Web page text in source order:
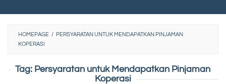
HOMEPAGE / PERSYARATAN UNTUK MENDAPATKAN PINJAMAN
KOPERASI
Tag: Persyaratan untuk Mendapatkan Pinjaman
Koperasi